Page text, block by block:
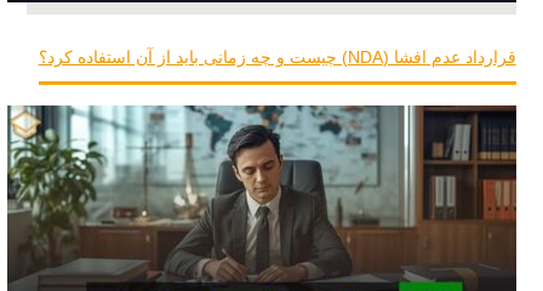
قرارداد عدم افشا (NDA) چیست و چه زمانی باید از آن استفاده کرد؟